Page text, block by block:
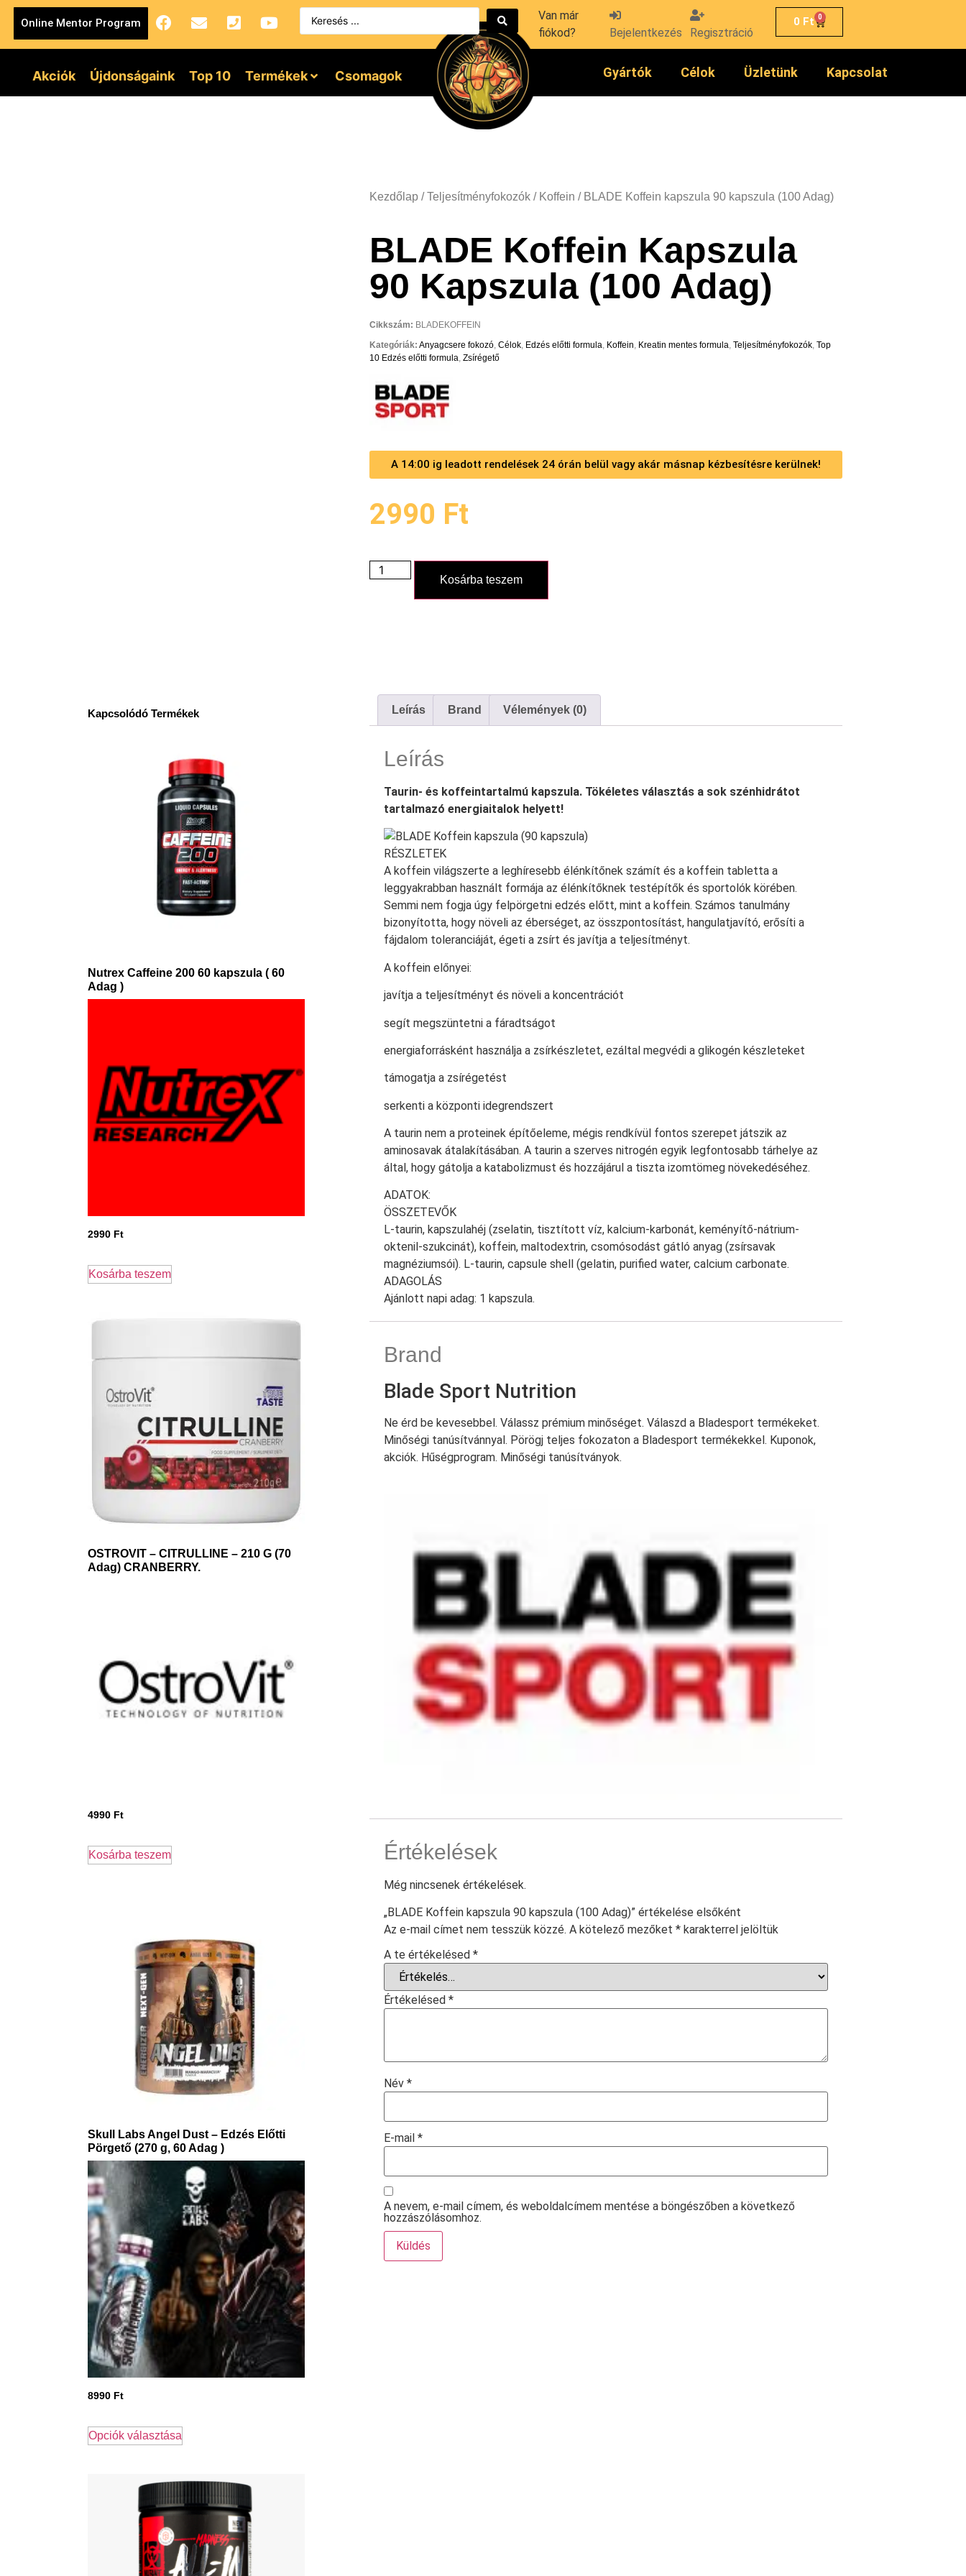
Online Mentor Program
Van már
fiókod?
Bejelentkezés Regisztráció
0 Ft 0
Akciók Újdonságaink Top 10 Termékek Csomagok Gyártók Célok Üzletünk Kapcsolat
Kezdőlap /Teljesítményfokozók / Koffein / BLADE Koffein kapszula 90 kapszula (100 Adag)
BLADE Koffein Kapszula
90 Kapszula (100 Adag)
Cikkszám: BLADEKOFFEIN
Kategóriák: Anyagcsere fokozó, Célok, Edzés előtti formula, Koffein, Kreatin mentes formula, Teljesítményfokozók, Top
10 Edzés előtti formula, Zsírégető
A 14:00 ig leadott rendelések 24 órán belül vagy akár másnap kézbesítésre kerülnek!
2990 Ft
Kosárba teszem
Kapcsolódó Termékek
Nutrex Caffeine 200 60 kapszula ( 60
Adag )
2990 Ft
Kosárba teszem
OSTROVIT – CITRULLINE – 210 G (70
Adag) CRANBERRY.
4990 Ft
Kosárba teszem
Skull Labs Angel Dust – Edzés Előtti
Pörgető (270 g, 60 Adag )
8990 Ft
Opciók választása
Leírás Brand Vélemények (0)
Leírás
Taurin- és koffeintartalmú kapszula. Tökéletes választás a sok szénhidrátot
tartalmazó energiaitalok helyett!
RÉSZLETEK
A koffein világszerte a leghíresebb élénkítőnek számít és a koffein tabletta a
leggyakrabban használt formája az élénkítőknek testépítők és sportolók körében.
Semmi nem fogja úgy felpörgetni edzés előtt, mint a koffein. Számos tanulmány
bizonyította, hogy növeli az éberséget, az összpontosítást, hangulatjavító, erősíti a
fájdalom toleranciáját, égeti a zsírt és javítja a teljesítményt.
A koffein előnyei:
javítja a teljesítményt és növeli a koncentrációt
segít megszüntetni a fáradtságot
energiaforrásként használja a zsírkészletet, ezáltal megvédi a glikogén készleteket
támogatja a zsírégetést
serkenti a központi idegrendszert
A taurin nem a proteinek építőeleme, mégis rendkívül fontos szerepet játszik az
aminosavak átalakításában. A taurin a szerves nitrogén egyik legfontosabb tárhelye az
által, hogy gátolja a katabolizmust és hozzájárul a tiszta izomtömeg növekedéséhez.
ADATOK:
ÖSSZETEVŐK
L-taurin, kapszulahéj (zselatin, tisztított víz, kalcium-karbonát, keményítő-nátrium-
oktenil-szukcinát), koffein, maltodextrin, csomósodást gátló anyag (zsírsavak
magnéziumsói). L-taurin, capsule shell (gelatin, purified water, calcium carbonate.
ADAGOLÁS
Ajánlott napi adag: 1 kapszula.
Brand
Blade Sport Nutrition
Ne érd be kevesebbel. Válassz prémium minőséget. Válaszd a Bladesport termékeket.
Minőségi tanúsítvánnyal. Pörögj teljes fokozaton a Bladesport termékekkel. Kuponok,
akciók. Hűségprogram. Minőségi tanúsítványok.
Értékelések
Még nincsenek értékelések.
„BLADE Koffein kapszula 90 kapszula (100 Adag)” értékelése elsőként
Az e-mail címet nem tesszük közzé. A kötelező mezőket * karakterrel jelöltük
A te értékelésed *
Értékelésed *
Név *
E-mail *
A nevem, e-mail címem, és weboldalcímem mentése a böngészőben a következő
hozzászólásomhoz.